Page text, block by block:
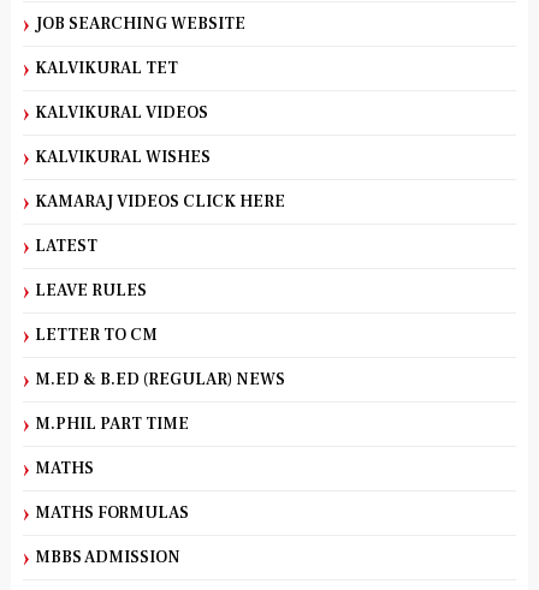
JOB SEARCHING WEBSITE
KALVIKURAL TET
KALVIKURAL VIDEOS
KALVIKURAL WISHES
KAMARAJ VIDEOS CLICK HERE
LATEST
LEAVE RULES
LETTER TO CM
M.ED & B.ED (REGULAR) NEWS
M.PHIL PART TIME
MATHS
MATHS FORMULAS
MBBS ADMISSION